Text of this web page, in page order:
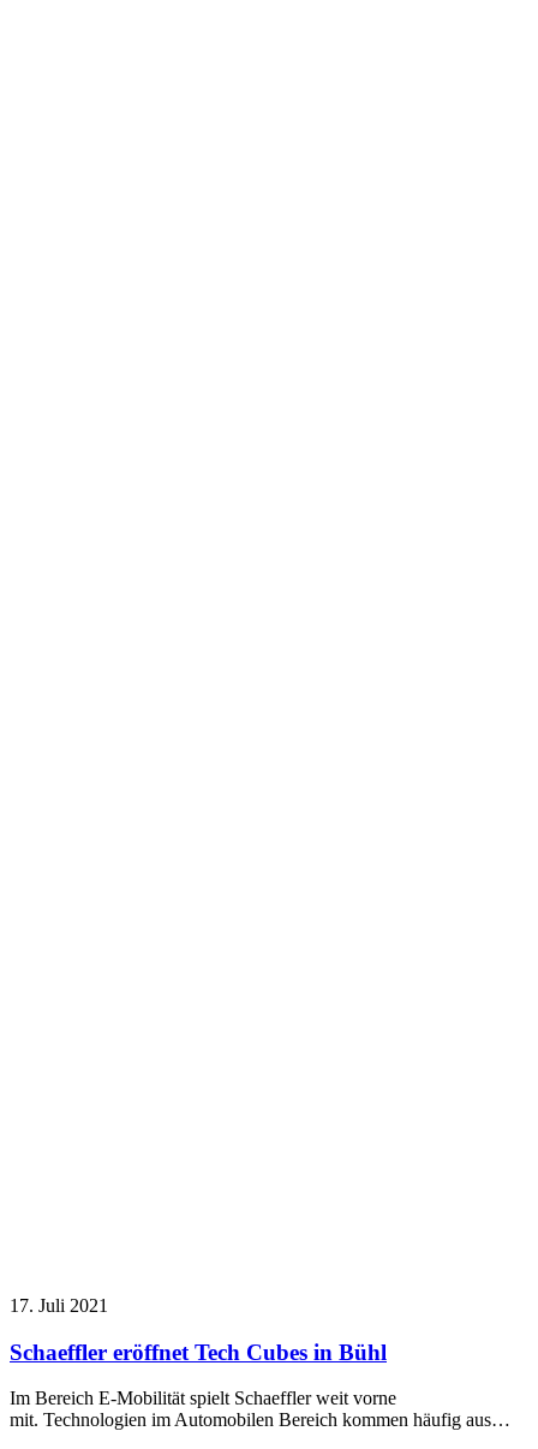
17. Juli 2021
Schaeffler eröffnet Tech Cubes in Bühl
Im Bereich E-Mobilität spielt Schaeffler weit vorne
mit. Technologien im Automobilen Bereich kommen häufig aus…